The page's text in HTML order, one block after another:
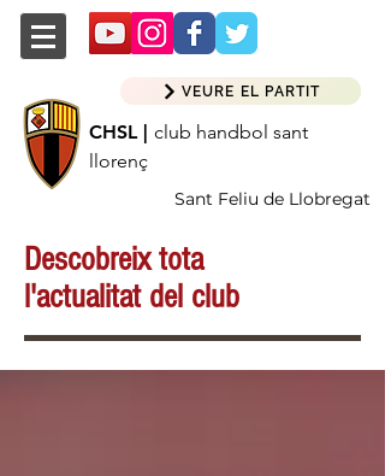
CHSL | club handbol sant
llorenç
Sant Feliu de Llobregat
VEURE EL PARTIT
Descobreix tota
l'actualitat del club